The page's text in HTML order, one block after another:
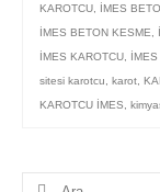
KAROTCU
İMES
İMES BETON KESME
İMES KAROTCU
sitesi karotcu
karot
KAROTCU İMES
Şunu